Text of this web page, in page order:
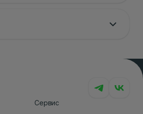
Сервис